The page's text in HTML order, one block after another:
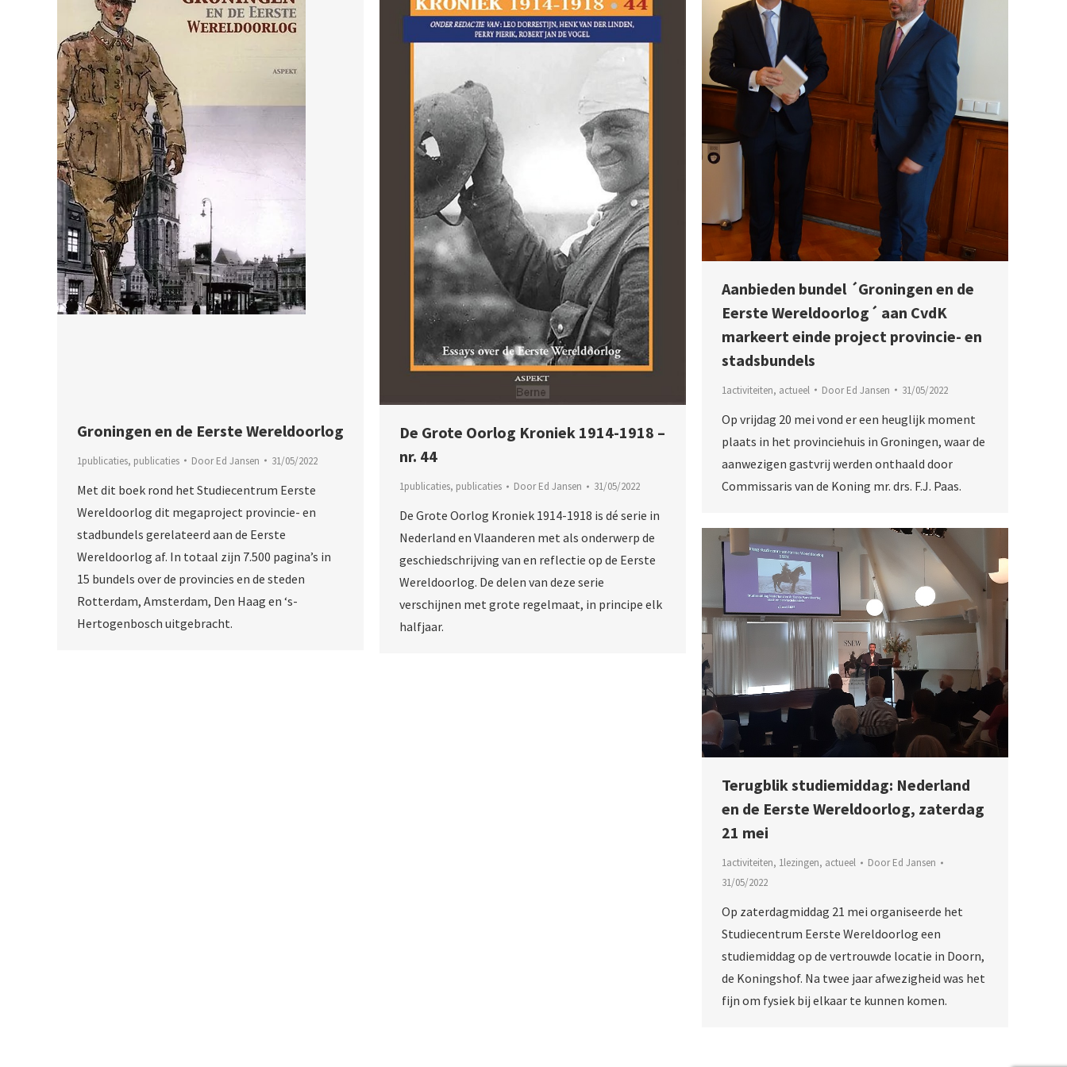
Groningen en de Eerste Wereldoorlog
1publicaties, publicaties DoorEd Jansen 31/05/2022
Met dit boek rond het Studiecentrum Eerste
Wereldoorlog dit megaproject provincie- en
stadbundels gerelateerd aan de Eerste
Wereldoorlog af. In totaal zijn 7.500 pagina’s in
15 bundels over de provincies en de steden
Rotterdam, Amsterdam, Den Haag en ‘s-
Hertogenbosch uitgebracht.
De Grote Oorlog Kroniek 1914-1918 –
nr. 44
1publicaties, publicaties DoorEd Jansen 31/05/2022
De Grote Oorlog Kroniek 1914-1918 is dé serie in
Nederland en Vlaanderen met als onderwerp de
geschiedschrijving van en reflectie op de Eerste
Wereldoorlog. De delen van deze serie
verschijnen met grote regelmaat, in principe elk
halfjaar.
Aanbieden bundel ´Groningen en de
Eerste Wereldoorlog´ aan CvdK
markeert einde project provincie- en
stadsbundels
1activiteiten, actueel DoorEd Jansen 31/05/2022
Op vrijdag 20 mei vond er een heuglijk moment
plaats in het provinciehuis in Groningen, waar de
aanwezigen gastvrij werden onthaald door
Commissaris van de Koning mr. drs. F.J. Paas.
Terugblik studiemiddag: Nederland
en de Eerste Wereldoorlog, zaterdag
21 mei
1activiteiten, 1lezingen, actueel DoorEd Jansen
31/05/2022
Op zaterdagmiddag 21 mei organiseerde het
Studiecentrum Eerste Wereldoorlog een
studiemiddag op de vertrouwde locatie in Doorn,
de Koningshof. Na twee jaar afwezigheid was het
fijn om fysiek bij elkaar te kunnen komen.